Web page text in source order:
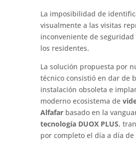
La imposibilidad de
visualmente a las visitas
inconveniente de
los residentes.
La solución propuesta por
técnico consistió en dar de
instalación obsoleta e
moderno ecosistema de
Alfafarbasado en la
tecnología DUOX PLUS,
por completo el día a día de